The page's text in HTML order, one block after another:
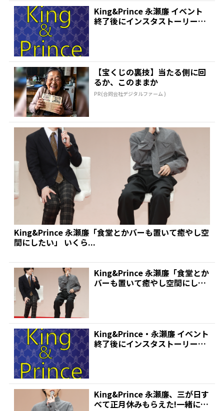
King&Prince 永瀬廉 イベント
終了後にインスタストーリーで
【宝くじの裏技】当たる側に回
るか、このままか
PR(合同会社デジタルファーム )
King&Prince 永瀬廉「食堂とかバーも置いて癒やし空
間にしたい」 いくら...
King&Prince 永瀬廉「食堂とか
バーも置いて癒やし空間にした
King&Prince・永瀬廉 イベント
終了後にインスタストーリーで
King&Prince 永瀬廉、三が日す
べて正月休みもらえた!一緒に